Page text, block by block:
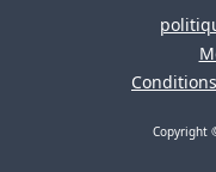
Copyright